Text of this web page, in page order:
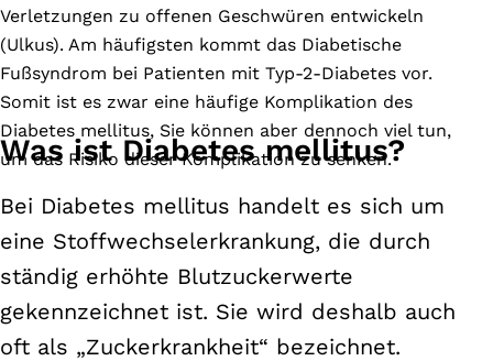
Verletzungen zu offenen Geschwüren entwickeln
(Ulkus). Am häufigsten kommt das Diabetische
Fußsyndrom bei Patienten mit Typ-2-Diabetes vor.
Somit ist es zwar eine häufige Komplikation des
Diabetes mellitus, Sie können aber dennoch viel tun,
um das Risiko dieser Komplikation zu senken.
Was ist Diabetes mellitus?
Bei Diabetes mellitus handelt es sich um
eine Stoffwechselerkrankung, die durch
ständig erhöhte Blutzuckerwerte
gekennzeichnet ist. Sie wird deshalb auch
oft als „Zuckerkrankheit“ bezeichnet.